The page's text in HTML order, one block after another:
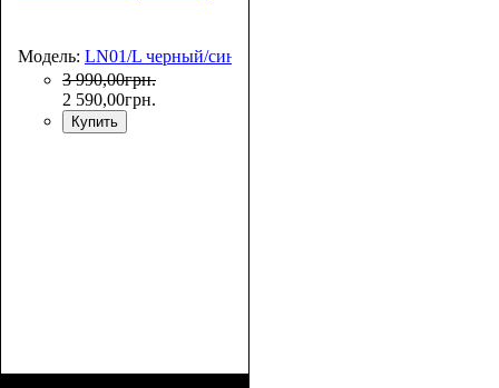
Модель: LN01/L черный/синий
3 990,00грн.
2 590,00грн.
Купить